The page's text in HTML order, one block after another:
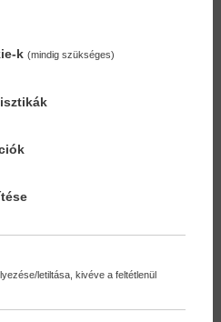
Könyvkereső-szolgálat
a Családi
k (mindig szükséges)
letiltása, kivéve a feltétlenül